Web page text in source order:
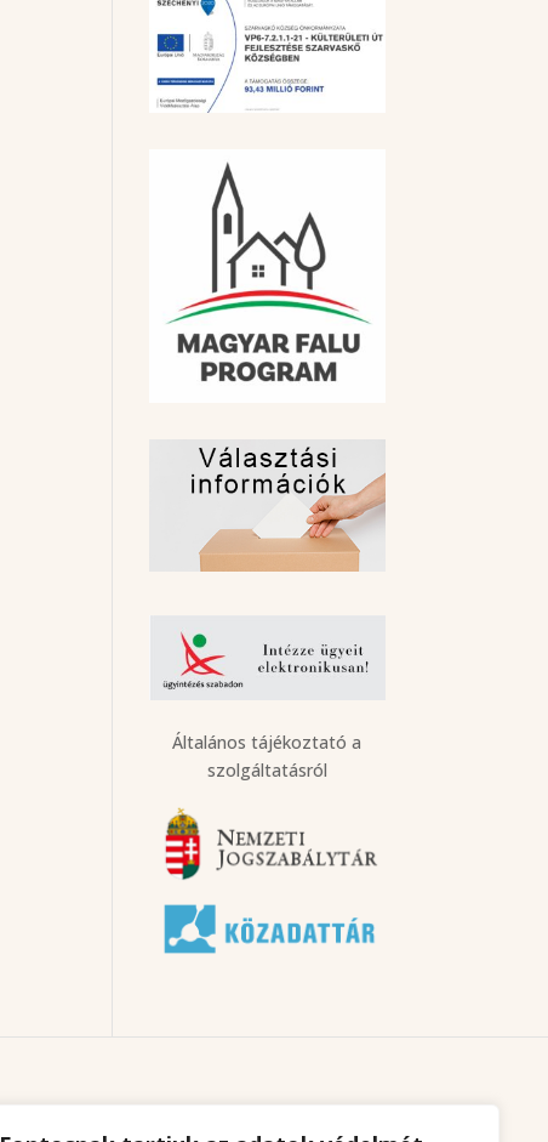
Általános tájékoztató a
szolgáltatásról